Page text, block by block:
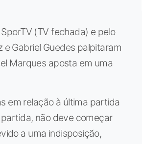
(TV fechada) e pelo
Gabriel Guedes palpitaram
Marques aposta em uma
em relação à última partida
não deve começar
a uma indisposição,